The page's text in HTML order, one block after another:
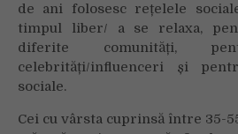
de ani folosesc rețelele
timpul liber/ a se relaxa,
diferite comunități,
celebrități/influenceri și
sociale.
Cei cu vârsta cuprinsă între 35-